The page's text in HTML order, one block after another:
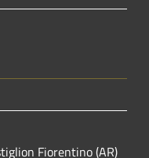
Fiorentino (AR)